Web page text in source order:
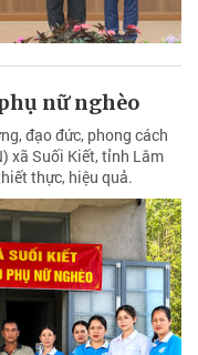
nữ nghèo
đạo đức, phong cách
xã Suối Kiết, tỉnh Lâm
thực, hiệu quả.